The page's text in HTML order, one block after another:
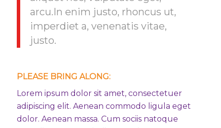
arcu.In enim justo, rhoncus ut,
imperdiet a, venenatis vitae,
justo.
PLEASE BRING ALONG:
Lorem ipsum dolor sit amet, consectetuer
adipiscing elit. Aenean commodo ligula eget
dolor. Aenean massa. Cum sociis natoque